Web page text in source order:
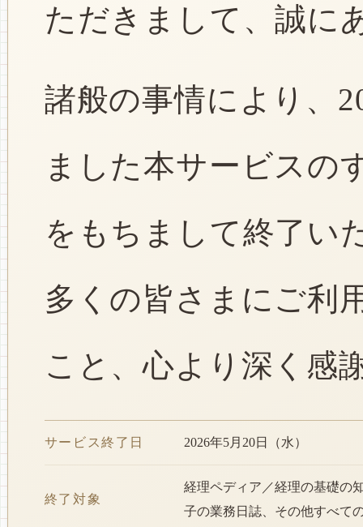
ただきまして、誠に
諸般の事情により、
ました本サービスの
をもちまして終了い
多くの皆さまにご利
こと、心より深く感
サービス終了日 2026年5月20日（水）
終了対象
経理ペディア／経理の基礎の
子の業務日誌、その他すべて